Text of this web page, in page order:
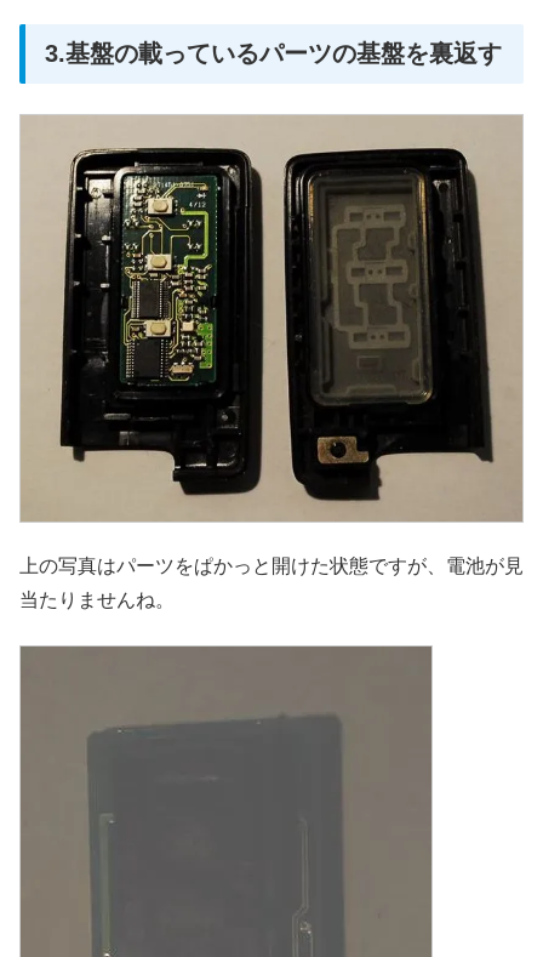
3.基盤の載っているパーツの基盤を裏返す
上の写真はパーツをぱかっと開けた状態ですが、電池が見
当たりませんね。